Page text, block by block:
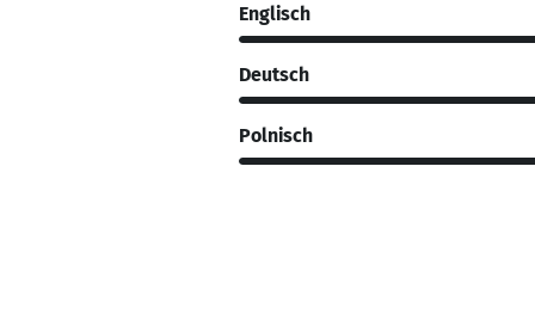
Englisch
Deutsch
Polnisch